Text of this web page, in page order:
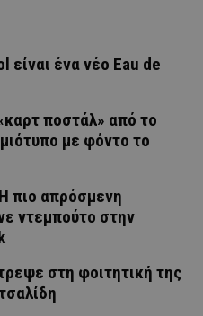
ένα νέο Eau de
ποστάλ» από το
με φόντο το
πιο απρόσμενη
ντεμπούτο στην
στη φοιτητική της